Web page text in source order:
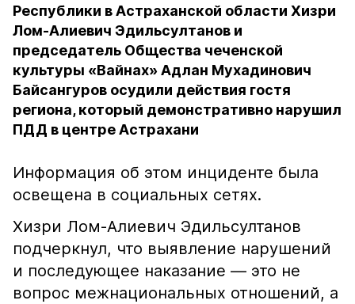
Республики в Астраханской области Хизри
Лом-Алиевич Эдильсултанов и
председатель Общества чеченской
культуры «Вайнах» Адлан Мухадинович
Байсангуров осудили действия гостя
региона, который демонстративно нарушил
ПДД в центре Астрахани
Информация об этом инциденте была
освещена в социальных сетях.
Хизри Лом-Алиевич Эдильсултанов
подчеркнул, что выявление нарушений
и последующее наказание — это не
вопрос межнациональных отношений, а